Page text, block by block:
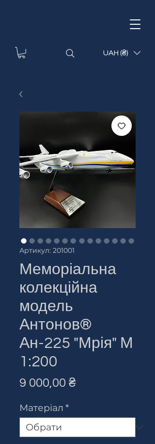
UAH (₴)
Артикул: 201001
Меморіальна
колекційна
модель
Антонов®
Ан-225 "Мрія" М
1:200
9 000,00 ₴Ціна
Матеріал *